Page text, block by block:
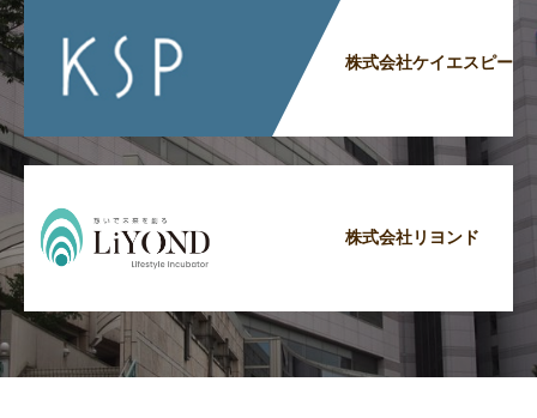
株式会社ケイエスピー
株式会社リヨンド